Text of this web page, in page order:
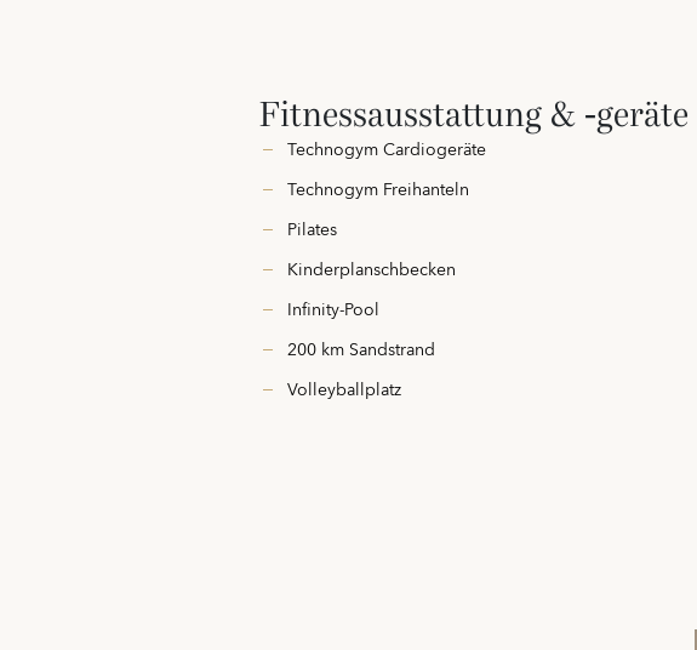
Fitnessausstattung & -geräte
Technogym Cardiogeräte
Technogym Freihanteln
Pilates
Kinderplanschbecken
Infinity-Pool
200 km Sandstrand
Volleyballplatz